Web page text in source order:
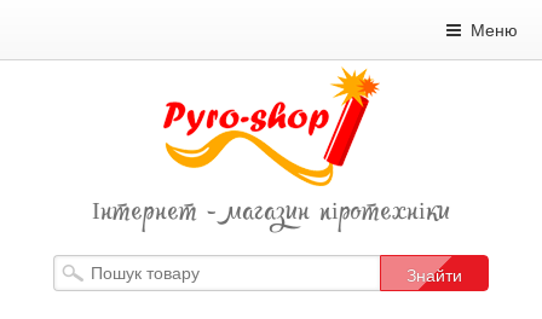
Меню
Інтернет - магазин піротехніки
Знайти